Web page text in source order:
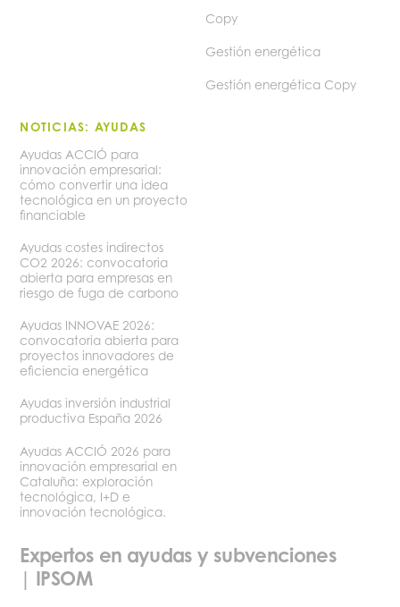
Expertos en ayudas y subvenciones
| IPSOM
Copy
Gestión energética
Gestión energética Copy
NOTICIAS: AYUDAS
Ayudas ACCIÓ para
innovación empresarial:
cómo convertir una idea
tecnológica en un proyecto
financiable
Ayudas costes indirectos
CO2 2026: convocatoria
abierta para empresas en
riesgo de fuga de carbono
Ayudas INNOVAE 2026:
convocatoria abierta para
proyectos innovadores de
eficiencia energética
Ayudas inversión industrial
productiva España 2026
Ayudas ACCIÓ 2026 para
innovación empresarial en
Cataluña: exploración
tecnológica, I+D e
innovación tecnológica.